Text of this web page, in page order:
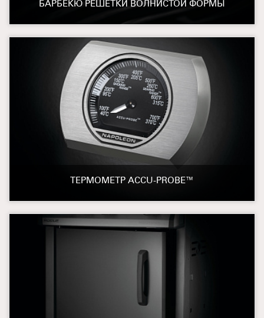
БАРБЕКЮ РЕШЕТКИ ВОЛНИСТОЙ ФОРМЫ
ТЕРМОМЕТР ACCU-PROBE™